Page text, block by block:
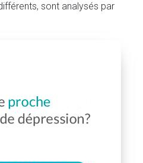
sont analysés par